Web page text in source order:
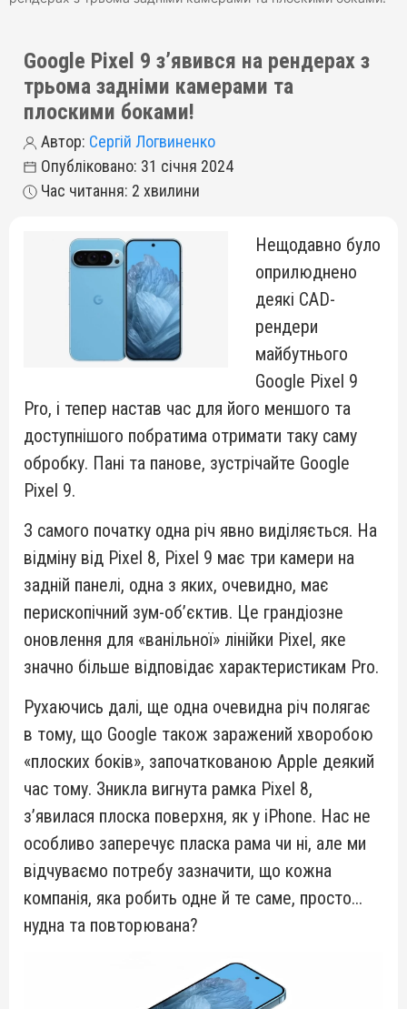
Google Pixel 9 зʼявився на рендерах з
трьома задніми камерами та
плоскими боками!
Автор: Сергій Логвиненко
Опубліковано: 31 січня 2024
Час читання: 2 хвилини
Нещодавно було
оприлюднено
деякі CAD-
рендери
майбутнього
Google Pixel 9
Pro, і тепер настав час для його меншого та
доступнішого побратима отримати таку саму
обробку. Пані та панове, зустрічайте Google
Pixel 9.
З самого початку одна річ явно виділяється. На
відміну від Pixel 8, Pixel 9 має три камери на
задній панелі, одна з яких, очевидно, має
перископічний зум-об’єктив. Це грандіозне
оновлення для «ванільної» лінійки Pixel, яке
значно більше відповідає характеристикам Pro.
Рухаючись далі, ще одна очевидна річ полягає
в тому, що Google також заражений хворобою
«плоских боків», започаткованою Apple деякий
час тому. Зникла вигнута рамка Pixel 8,
з’явилася плоска поверхня, як у iPhone. Нас не
особливо заперечує пласка рама чи ні, але ми
відчуваємо потребу зазначити, що кожна
компанія, яка робить одне й те саме, просто...
нудна та повторювана?